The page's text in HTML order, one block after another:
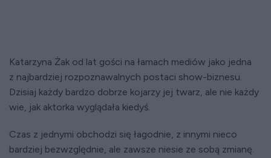
Katarzyna Żak od lat gości na łamach mediów jako jedna
z najbardziej rozpoznawalnych postaci show-biznesu.
Dzisiaj każdy bardzo dobrze kojarzy jej twarz, ale nie każdy
wie, jak aktorka wyglądała kiedyś.
Czas z jednymi obchodzi się łagodnie, z innymi nieco
bardziej bezwzględnie, ale zawsze niesie ze sobą zmianę.